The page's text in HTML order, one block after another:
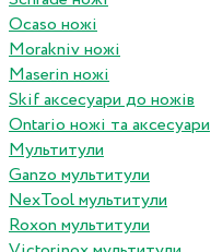
Ocaso ножі
Morakniv ножі
Maserin ножі
Skif аксесуари до ножів
Ontario ножі та аксесуари
Мультитули
Ganzo мультитули
NexTool мультитули
Roxon мультитули